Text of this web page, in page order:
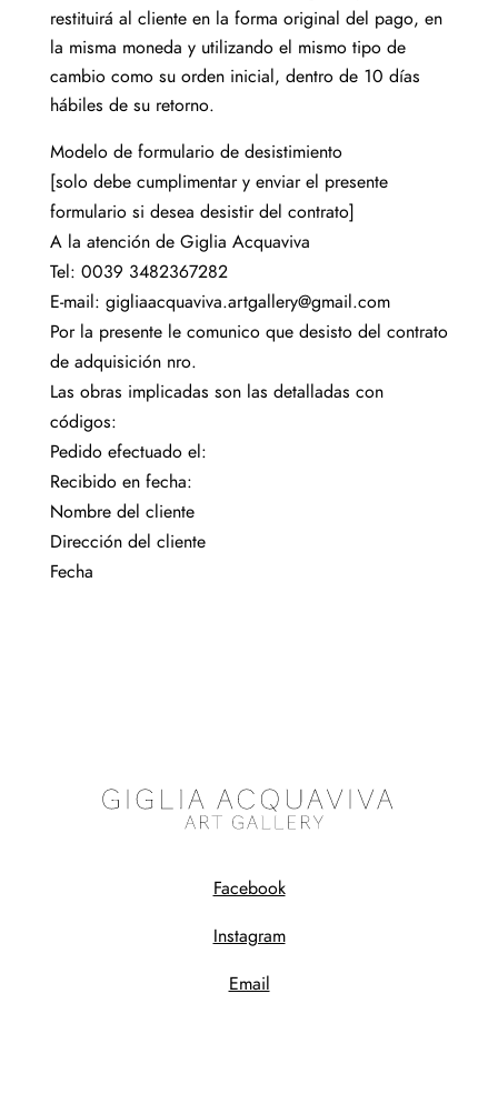
restituirá al cliente en la forma original del pago, en
la misma moneda y utilizando el mismo tipo de
cambio como su orden inicial, dentro de 10 días
hábiles de su retorno.
Modelo de formulario de desistimiento
[solo debe cumplimentar y enviar el presente
formulario si desea desistir del contrato]
A la atención de Giglia Acquaviva
Tel: 0039 3482367282
E-mail: gigliaacquaviva.artgallery@gmail.com
Por la presente le comunico que desisto del contrato
de adquisición nro.
Las obras implicadas son las detalladas con
códigos:
Pedido efectuado el:
Recibido en fecha:
Nombre del cliente
Dirección del cliente
Fecha
Facebook
Instagram
Email